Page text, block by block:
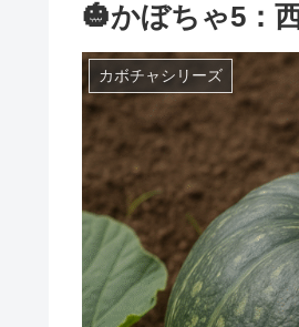
🎃かぼちゃ5：
カボチャシリーズ